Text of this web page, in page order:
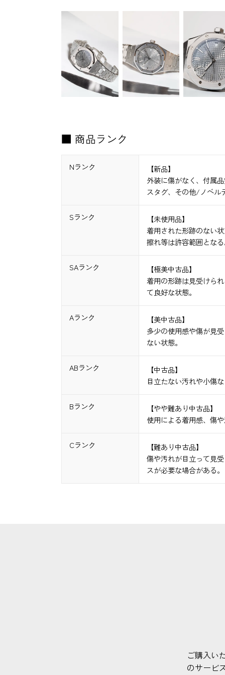
■ 商品ランク
Nランク
【新品】
外装に傷がなく、付属
スタグ、その他/ノベル
Sランク
【未使用品】
着用された形跡のない
擦れ等は許容範囲とな
SAランク
【極美中古品】
着用の形跡は見受けら
て良好な状態。
Aランク
【美中古品】
多少の使用感や傷が見
ない状態。
ABランク
【中古品】
目立たない汚れや小傷
Bランク
【やや難あり中古品】
使用による着用感、傷
Cランク
【難あり中古品】
傷や汚れが目立って見
スが必要な場合がある。
ご購入い
のサービ